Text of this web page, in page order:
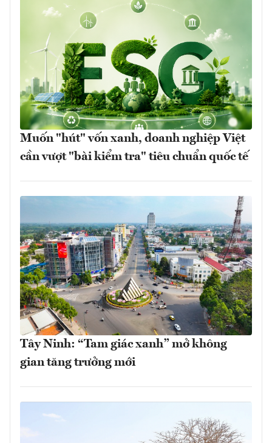
Muốn "hút" vốn xanh, doanh nghiệp Việt
cần vượt "bài kiểm tra" tiêu chuẩn quốc tế
Tây Ninh: “Tam giác xanh” mở không
gian tăng trưởng mới